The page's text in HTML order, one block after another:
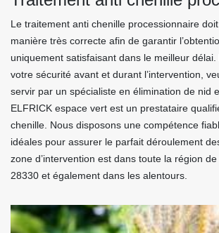
Le traitement anti chenille processionnaire
manière très correcte afin de garantir
uniquement satisfaisant dans le meilleur
votre sécurité avant et durant l’intervention,
servir par un spécialiste en élimination de nid
ELFRICK espace vert est un prestataire
chenille. Nous disposons une compétence
idéales pour assurer le parfait déroulement
zone d’intervention est dans toute la région
28330 et également dans les alentours.